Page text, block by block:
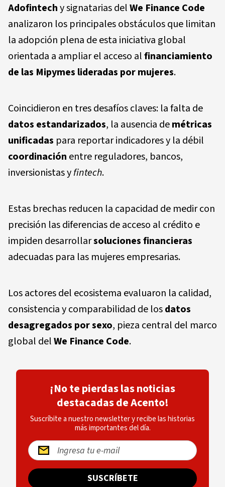
Adofintechy signatarias delWe Finance Code
analizaron los principales obstáculos que limitan
la adopción plena de esta iniciativa global
orientada a ampliar el acceso alfinanciamiento
de las Mipymes lideradas por mujeres.
Coincidieron en tres desafíos claves: la falta de
datos estandarizados, la ausencia demétricas
unificadas para reportar indicadores y la débil
coordinación entre reguladores, bancos,
inversionistas yfintech.
Estas brechas reducen la capacidad de medir con
precisión las diferencias de acceso al crédito e
impiden desarrollarsoluciones financieras
adecuadas para las mujeres empresarias.
Los actores del ecosistema evaluaron la calidad,
consistencia y comparabilidad de losdatos
desagregados por sexo, pieza central del marco
global delWe Finance Code.
¡No te pierdas las noticias
destacadas de Acento!
Suscríbite a nuestro newsletter y recibe las historias
más importantes del día.
SUSCRÍBETE